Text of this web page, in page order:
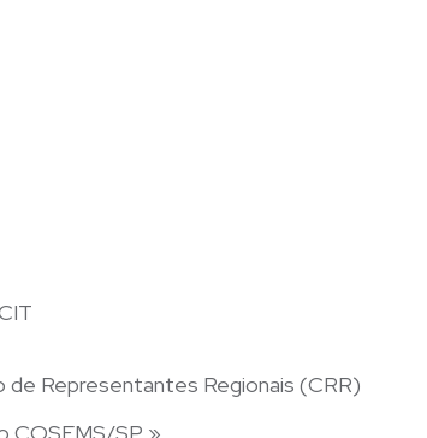
de Representantes Regionais (CRR)
COSEMS/SP »